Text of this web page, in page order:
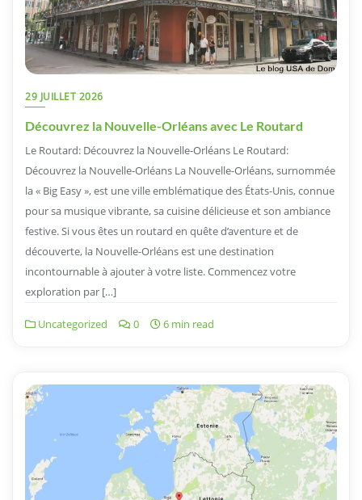
29 JUILLET 2026
Découvrez la Nouvelle-Orléans avec Le Routard
Le Routard: Découvrez la Nouvelle-Orléans Le Routard:
Découvrez la Nouvelle-Orléans La Nouvelle-Orléans, surnommée
la « Big Easy », est une ville emblématique des États-Unis, connue
pour sa musique vibrante, sa cuisine délicieuse et son ambiance
festive. Si vous êtes un routard en quête d’aventure et de
découverte, la Nouvelle-Orléans est une destination
incontournable à ajouter à votre liste. Commencez votre
exploration par […]
Uncategorized 0 6 min read